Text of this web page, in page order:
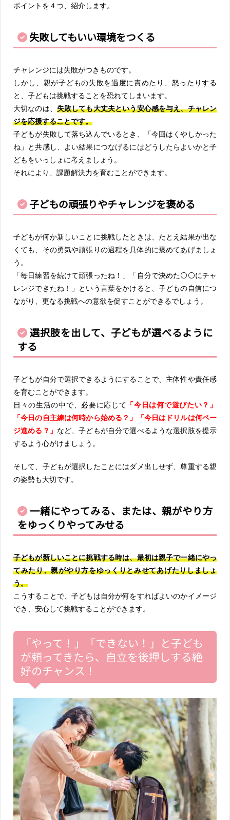
ポイントを４つ、紹介します。
失敗してもいい環境をつくる
チャレンジには失敗がつきものです。
しかし、親が子どもの失敗を過度に責めたり、怒ったりする
と、子どもは挑戦することを恐れてしまいます。
大切なのは、 失敗しても大丈夫という安心感を与え、チャレン
ジを応援することです。
子どもが失敗して落ち込んでいるとき、「今回はくやしかった
ね」と共感し、よい結果につなげるにはどうしたらよいかと子
どもをいっしょに考えましょう。
それにより、課題解決力を育むことができます。
子どもの頑張りやチャレンジを褒める
子どもが何か新しいことに挑戦したときは、たとえ結果が出な
くても、その勇気や頑張りの過程を具体的に褒めてあげましょ
う。
「毎日練習を続けて頑張ったね！」「自分で決めた⚪⚪にチャ
レンジできたね！」という言葉をかけると、子どもの自信につ
ながり、更なる挑戦への意欲を促すことができるでしょう。
選択肢を出して、子どもが選べるように
する
子どもが自分で選択できるようにすることで、主体性や責任感
を育むことができます。
日々の生活の中で、必要に応じて 「今日は何で遊びたい？」
「今日の自主練は何時から始める？」「今日はドリルは何ペー
ジ進める？」 など、子どもが自分で選べるような選択肢を提示
するよう心がけましょう。
そして、子どもが選択したことにはダメ出しせず、尊重する親
の姿勢も大切です。
一緒にやってみる、または、親がやり方
をゆっくりやってみせる
子どもが新しいことに挑戦する時は、最初は親子で一緒にやっ
てみたり、親がやり方をゆっくりとみせてあげたりしましょ
う。
こうすることで、子どもは自分が何をすればよいのかイメージ
でき、安心して挑戦することができます。
「やって！」「できない！」と子ども
が頼ってきたら、自立を後押しする絶
好のチャンス！